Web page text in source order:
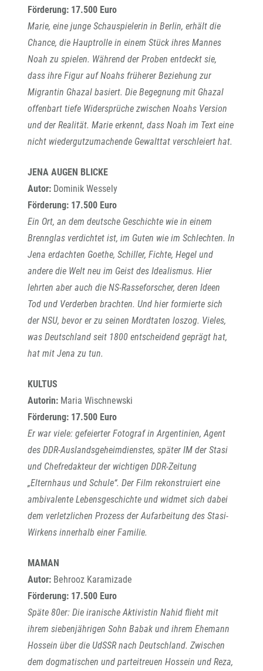
Förderung: 17.500 Euro
Marie, eine junge Schauspielerin in Berlin, erhält die
Chance, die Hauptrolle in einem Stück ihres Mannes
Noah zu spielen. Während der Proben entdeckt sie,
dass ihre Figur auf Noahs früherer Beziehung zur
Migrantin Ghazal basiert. Die Begegnung mit Ghazal
offenbart tiefe Widersprüche zwischen Noahs Version
und der Realität. Marie erkennt, dass Noah im Text eine
nicht wiedergutzumachende Gewalttat verschleiert hat.
JENA AUGEN BLICKE
Autor: Dominik Wessely
Förderung: 17.500 Euro
Ein Ort, an dem deutsche Geschichte wie in einem
Brennglas verdichtet ist, im Guten wie im Schlechten. In
Jena erdachten Goethe, Schiller, Fichte, Hegel und
andere die Welt neu im Geist des Idealismus. Hier
lehrten aber auch die NS-Rasseforscher, deren Ideen
Tod und Verderben brachten. Und hier formierte sich
der NSU, bevor er zu seinen Mordtaten loszog. Vieles,
was Deutschland seit 1800 entscheidend geprägt hat,
hat mit Jena zu tun.
KULTUS
Autorin: Maria Wischnewski
Förderung: 17.500 Euro
Er war viele: gefeierter Fotograf in Argentinien, Agent
des DDR-Auslandsgeheimdienstes, später IM der Stasi
und Chefredakteur der wichtigen DDR-Zeitung
„Elternhaus und Schule“. Der Film rekonstruiert eine
ambivalente Lebensgeschichte und widmet sich dabei
dem verletzlichen Prozess der Aufarbeitung des Stasi-
Wirkens innerhalb einer Familie.
MAMAN
Autor: Behrooz Karamizade
Förderung: 17.500 Euro
Späte 80er: Die iranische Aktivistin Nahid flieht mit
ihrem siebenjährigen Sohn Babak und ihrem Ehemann
Hossein über die UdSSR nach Deutschland. Zwischen
dem dogmatischen und parteitreuen Hossein und Reza,